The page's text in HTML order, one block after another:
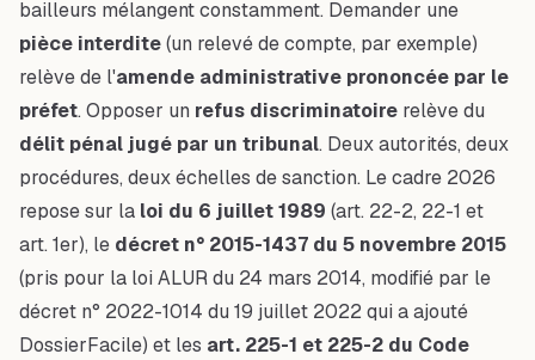
bailleurs mélangent constamment. Demander une
pièce interdite(un relevé de compte, par exemple)
relève de l'amende administrative prononcée par le
préfet. Opposer un refus discriminatoire relève du
délit pénal jugé par un tribunal. Deux autorités, deux
procédures, deux échelles de sanction. Le cadre 2026
repose sur la loi du 6 juillet 1989 (art. 22-2, 22-1 et
art. 1er), le décret n° 2015-1437 du 5 novembre 2015
(pris pour la loi ALUR du 24 mars 2014, modifié par le
décret n° 2022-1014 du 19 juillet 2022 qui a ajouté
DossierFacile) et les art. 225-1 et 225-2 du Code